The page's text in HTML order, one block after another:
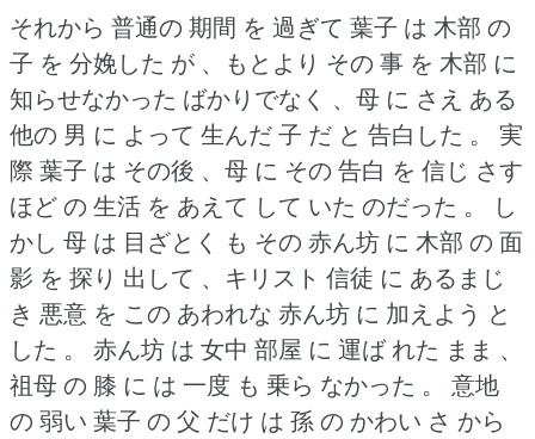
それから 普通の 期間 を 過ぎて 葉子 は 木部 の
子 を 分娩した が 、もとより その 事 を 木部 に
知らせなかった ばかりでなく 、母 に さえ ある
他の 男 に よって 生んだ 子 だ と 告白した 。
実
際 葉子 は その後 、母 に その 告白 を 信じ さす
ほど の 生活 を あえて して いた のだった 。
し
かし 母 は 目ざとく も その 赤ん坊 に 木部 の 面
影 を 探り 出して 、キリスト 信徒 に あるまじ
き 悪意 を この あわれな 赤ん坊 に 加えよう と
した 。
赤ん坊 は 女中 部屋 に 運ば れた まま 、
祖母 の 膝 に は 一度 も 乗ら なかった 。
意地
の 弱い 葉子 の 父 だけ は 孫 の かわい さ から